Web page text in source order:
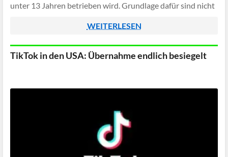
unter 13 Jahren betrieben wird. Grundlage dafür sind nicht
WEITERLESEN
TikTok in den USA: Übernahme endlich besiegelt